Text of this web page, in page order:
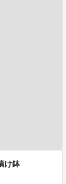
け鉢